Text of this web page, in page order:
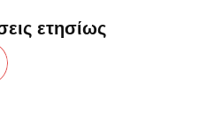
ετησίως